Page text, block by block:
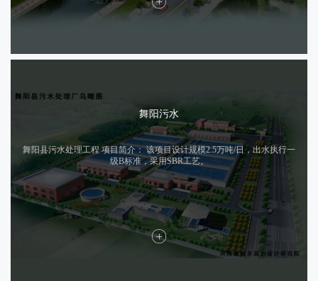
舞阳污水
舞阳县污水处理工程 项目简介： 该项目设计规模2.5万吨/日，出水执行一
级B标准，采用SBR工艺。